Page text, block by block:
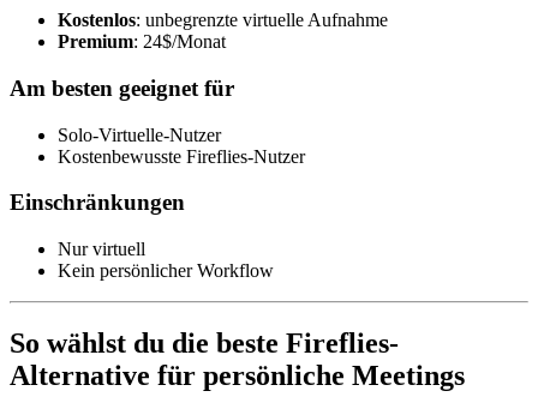
Kostenlos: unbegrenzte virtuelle Aufnahme
Premium: 24$/Monat
Am besten geeignet für
Solo-Virtuelle-Nutzer
Kostenbewusste Fireflies-Nutzer
Einschränkungen
Nur virtuell
Kein persönlicher Workflow
So wählst du die beste Fireflies-
Alternative für persönliche Meetings